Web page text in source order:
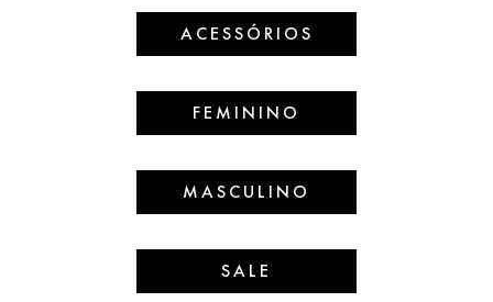
ACESSÓRIOS
FEMININO
MASCULINO
SALE